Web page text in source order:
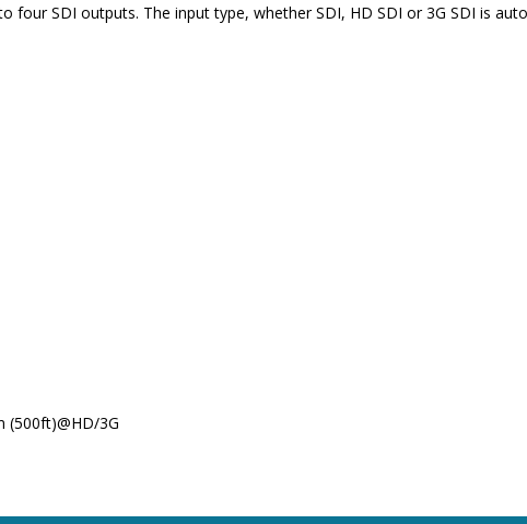
four SDI outputs. The input type, whether SDI, HD SDI or 3G SDI is
(500ft)@HD/3G